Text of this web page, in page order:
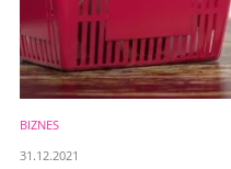
BIZNES
31.12.2021